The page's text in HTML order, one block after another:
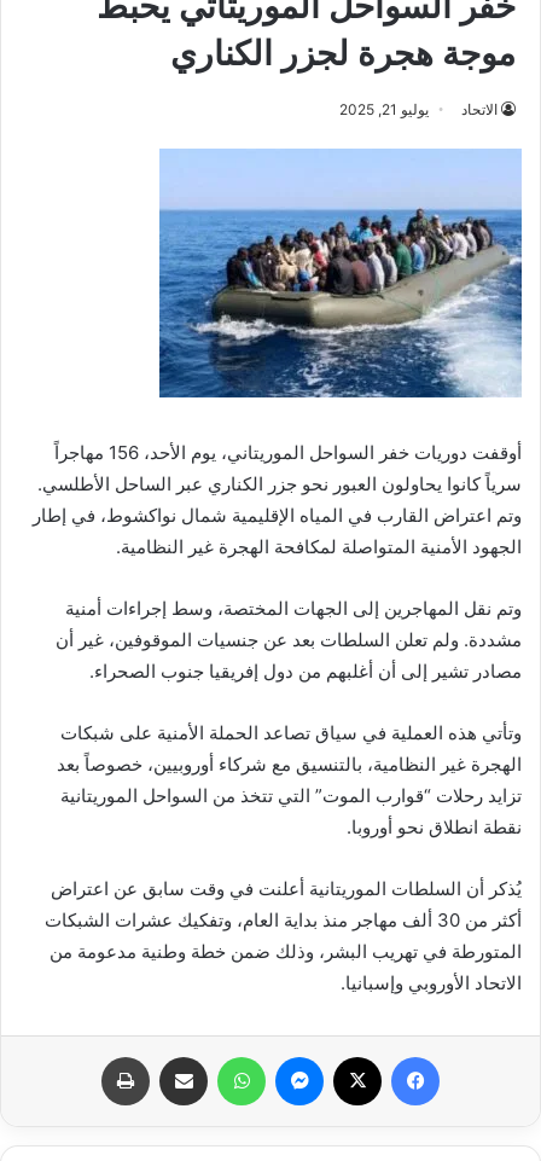
موجة هجرة لجزر الكناري
الاتحاد يوليو 21, 2025
أوقفت دوريات خفر السواحل الموريتاني، يوم الأحد، 156 مهاجراً
سرياً كانوا يحاولون العبور نحو جزر الكناري عبر الساحل الأطلسي.
وتم اعتراض القارب في المياه الإقليمية شمال نواكشوط، في إطار
الجهود الأمنية المتواصلة لمكافحة الهجرة غير النظامية.
وتم نقل المهاجرين إلى الجهات المختصة، وسط إجراءات أمنية
مشددة. ولم تعلن السلطات بعد عن جنسيات الموقوفين، غير أن
مصادر تشير إلى أن أغلبهم من دول إفريقيا جنوب الصحراء.
وتأتي هذه العملية في سياق تصاعد الحملة الأمنية على شبكات
الهجرة غير النظامية، بالتنسيق مع شركاء أوروبيين، خصوصاً بعد
تزايد رحلات “قوارب الموت” التي تتخذ من السواحل الموريتانية
نقطة انطلاق نحو أوروبا.
يُذكر أن السلطات الموريتانية أعلنت في وقت سابق عن اعتراض
أكثر من 30 ألف مهاجر منذ بداية العام، وتفكيك عشرات الشبكات
المتورطة في تهريب البشر، وذلك ضمن خطة وطنية مدعومة من
الاتحاد الأوروبي وإسبانيا.
فيسبوك ماسنجر واتساب مشاركة عبر البريد